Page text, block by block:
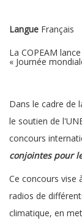
Langue Français
La COPEAM
« Journée
Dans le cadre de
le soutien de
concours
conjointes pour
Ce concours vise
radios de
climatique, en